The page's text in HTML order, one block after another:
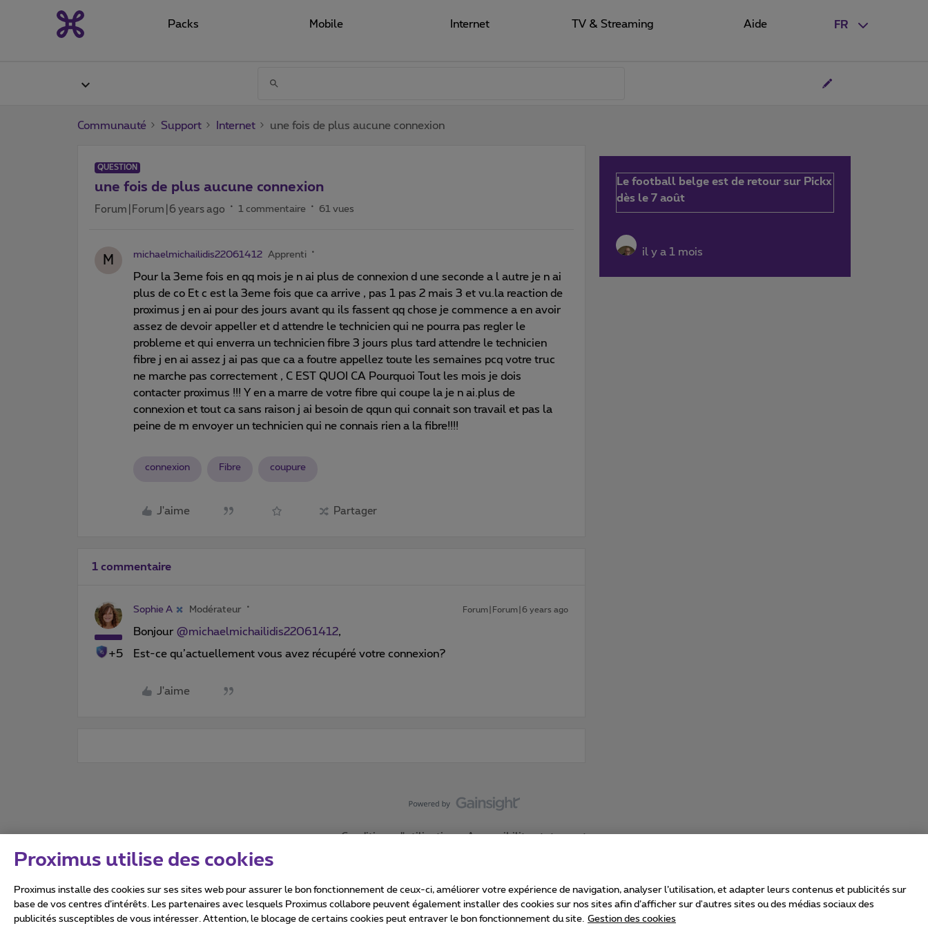
FR
Packs Mobile Internet TV & Streaming Aide
Communauté Support Internet une fois de plus aucune connexion
QUESTION
une fois de plus aucune connexion
Forum|Forum|6 years ago 1 commentaire 61 vues
M michaelmichailidis22061412 Apprenti
Pour la 3eme fois en qq mois je n ai plus de connexion d une seconde a l autre je n ai
plus de co Et c est la 3eme fois que ca arrive , pas 1 pas 2 mais 3 et vu.la reaction de
proximus j en ai pour des jours avant qu ils fassent qq chose je commence a en avoir
assez de devoir appeller et d attendre le technicien qui ne pourra pas regler le
probleme et qui enverra un technicien fibre 3 jours plus tard attendre le technicien
fibre j en ai assez j ai pas que ca a foutre appellez toute les semaines pcq votre truc
ne marche pas correctement , C EST QUOI CA Pourquoi Tout les mois je dois
contacter proximus !!! Y en a marre de votre fibre qui coupe la je n ai.plus de
connexion et tout ca sans raison j ai besoin de qqun qui connait son travail et pas la
peine de m envoyer un technicien qui ne connais rien a la fibre!!!!
connexion Fibre coupure
J'aime Partager
1 commentaire
+5
Sophie A Modérateur Forum|Forum|6 years ago
Bonjour @michaelmichailidis22061412,
Est-ce qu’actuellement vous avez récupéré votre connexion?
J'aime
Le football belge est de retour sur Pickx
dès le 7 août
il y a 1 mois
Conditions d'utilisation Accessibility statement
Tous droits réservés. ©2026Proximus
Proximus utilise des cookies
Proximus installe des cookies sur ses sites web pour assurer le bon fonctionnement de ceux-ci, améliorer votre expérience de navigation, analyser l’utilisation, et adapter leurs contenus et publicités sur
base de vos centres d’intérêts. Les partenaires avec lesquels Proximus collabore peuvent également installer des cookies sur nos sites afin d’afficher sur d'autres sites ou des médias sociaux des
publicités susceptibles de vous intéresser. Attention, le blocage de certains cookies peut entraver le bon fonctionnement du site. Gestion des cookies